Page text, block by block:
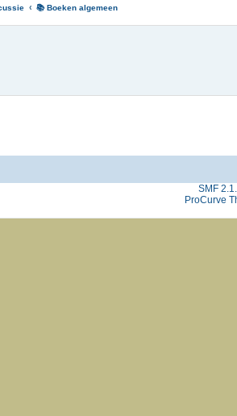
‹ 📚 Boeken algemeen
SMF
ProCurve